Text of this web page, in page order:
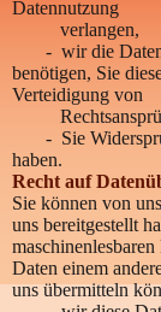
Datennutzung
verlangen,
- wir die Daten
benötigen, Sie
Verteidigung von
- Sie
haben.
Recht auf
Sie können von
uns bereitgestellt
Daten einem
uns übermitteln